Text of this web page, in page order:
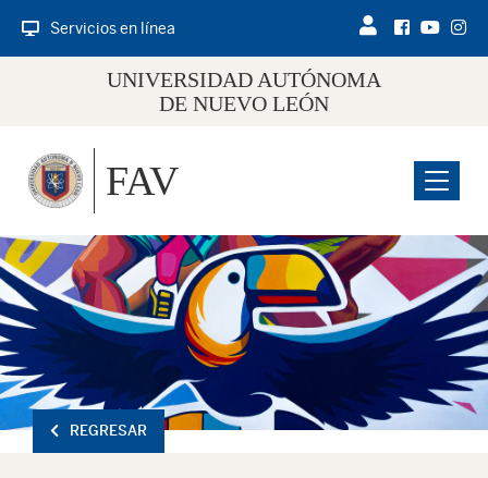
Servicios en línea
UNIVERSIDAD AUTÓNOMA
DE NUEVO LEÓN
Menu
FAV
REGRESAR